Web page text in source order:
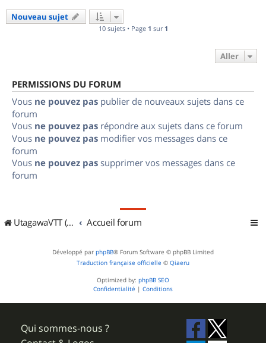
Nouveau sujet
10 sujets • Page 1 sur 1
Aller
PERMISSIONS DU FORUM
Vous ne pouvez pas publier de nouveaux sujets dans ce
forum
Vous ne pouvez pas répondre aux sujets dans ce forum
Vous ne pouvez pas modifier vos messages dans ce
forum
Vous ne pouvez pas supprimer vos messages dans ce
forum
UtagawaVTT (Randos VTT et VTTAE avec traces GPS) Accueil forum
Développé par phpBB® Forum Software © phpBB Limited
Traduction française officielle © Qiaeru
Optimized by: phpBB SEO
Confidentialité | Conditions
Qui sommes-nous ?